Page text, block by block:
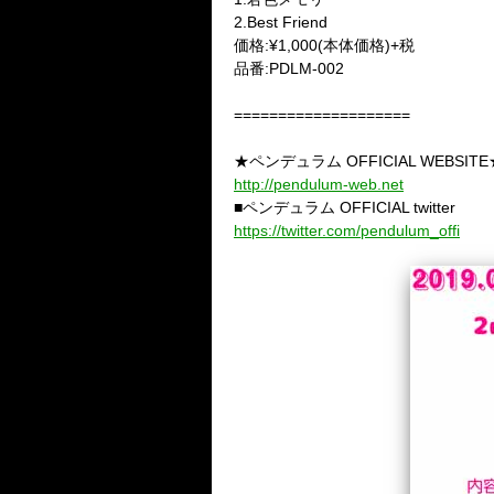
2.Best Friend
価格:¥1,000(本体価格)+税
品番:PDLM-002
====================
★ペンデュラム OFFICIAL
http://pendulum-web.net
■ペンデュラム OFFICIAL twitter
https://twitter.com/pendulum_offi